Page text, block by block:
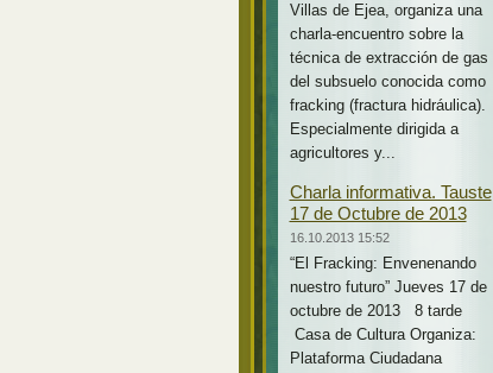
Villas de Ejea, organiza una
charla-encuentro sobre la
técnica de extracción de gas
del subsuelo conocida como
fracking (fractura hidráulica).
Especialmente dirigida a
agricultores y...
Charla informativa. Tauste
17 de Octubre de 2013
16.10.2013 15:52
“El Fracking: Envenenando
nuestro futuro” Jueves 17 de
octubre de 2013 8 tarde
Casa de Cultura Organiza:
Plataforma Ciudadana